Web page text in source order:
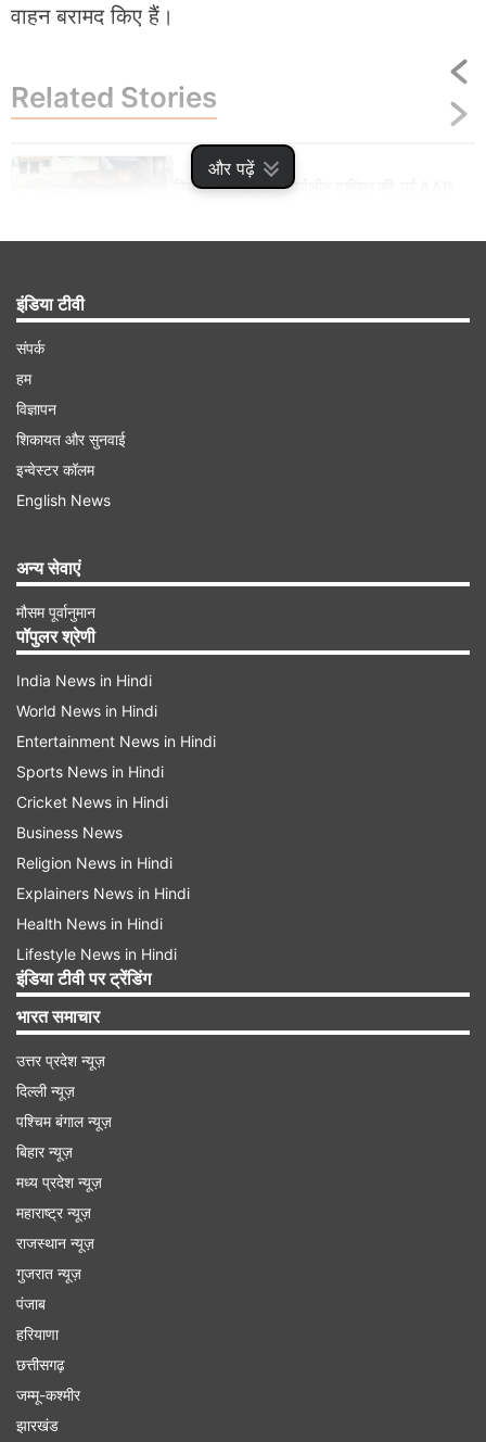
और पढ़ें
वाहन बरामद किए हैं।
Related Stories
दिल्ली दंगे: पुलिस ने चार्जशीट दाखिल की, पूर्व AAP
35 साल का विक्रम निकला सरगना
पुलिसने इस बारे में आगे जानकारी देते हुए कहा कि
की पहचान विक्रम (35), राशिद (41), जोगेन्द्र (25),
अशीम (28), सूरज (22), मनीष (20), दीपक (29), सुमित
(25), योगेश (23) और सागर (22) के रूप में हुई है। इस
बड़े से गिरोह का सरगना 35 साल के विक्रम को बताया जा
रहा है। पुलिस का कहना है कि विक्रम 89 आपराधिक
मामलों में संलिप्त रहा है। उन्होंने कहा कि इनकी गिरफ्तारी से
वाहन चोरों, बिचौलियों और झपटमारों के गठजोड़ का भी
भंडाफोड़ हुआ है।
इंडिया टीवी
संपर्क
हम
विज्ञापन
शिकायत और सुनवाई
इन्वेस्टर कॉलम
English News
अन्य सेवाएं
मौसम पूर्वानुमान
पॉपुलर श्रेणी
India News in Hindi
World News in Hindi
Entertainment News in Hindi
Sports News in Hindi
Cricket News in Hindi
Business News
Religion News in Hindi
Explainers News in Hindi
Health News in Hindi
Lifestyle News in Hindi
इंडिया टीवी पर ट्रेंडिंग
भारत समाचार
उत्तर प्रदेश न्यूज़
दिल्ली न्यूज़
पश्चिम बंगाल न्यूज़
बिहार न्यूज़
मध्य प्रदेश न्यूज़
महाराष्ट्र न्यूज़
राजस्थान न्यूज़
गुजरात न्यूज़
पंजाब
हरियाणा
छत्तीसगढ़
जम्मू-कश्मीर
झारखंड